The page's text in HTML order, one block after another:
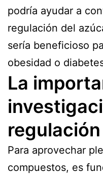
podría ayudar a
regulación del
sería beneficioso
obesidad o
La
regulación
Para aprovechar
compuestos, es